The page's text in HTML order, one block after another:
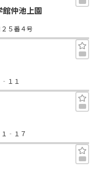
仲池上園
５番４号
１１
‐１７